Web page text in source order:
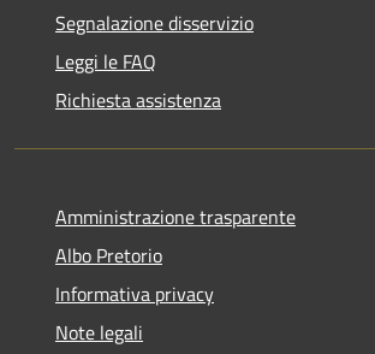
Segnalazione disservizio
Leggi le FAQ
Richiesta assistenza
Amministrazione trasparente
Albo Pretorio
Informativa privacy
Note legali